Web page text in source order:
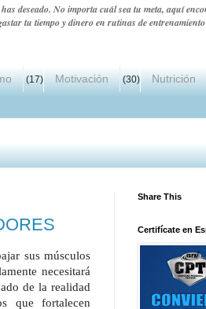
deseado. No importa cuál sea tu meta, aquí
tu tiempo y dinero en rutinas de
(17) Motivación (30) Nutrición
sus músculos
necesitará
de la realidad
que fortalecen
Share This
Certifícate en